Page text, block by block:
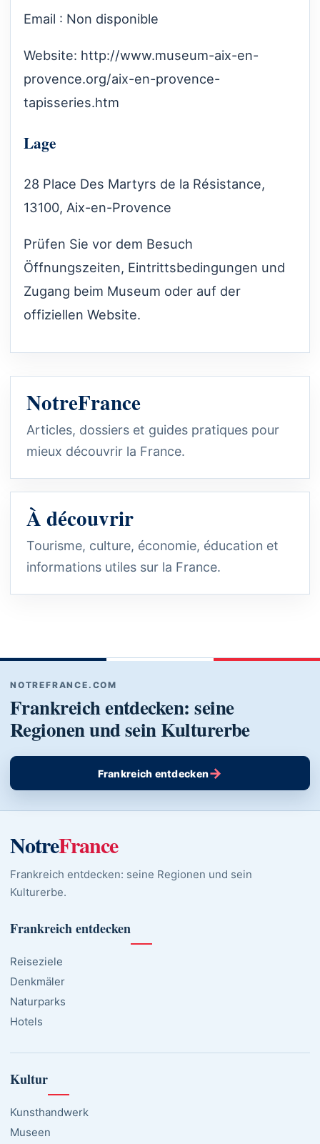
Email : Non disponible
Website: http://www.museum-aix-en-
provence.org/aix-en-provence-
tapisseries.htm
Lage
28 Place Des Martyrs de la Résistance,
13100, Aix-en-Provence
Prüfen Sie vor dem Besuch
Öffnungszeiten, Eintrittsbedingungen und
Zugang beim Museum oder auf der
offiziellen Website.
NotreFrance
Articles, dossiers et guides pratiques pour
mieux découvrir la France.
À découvrir
Tourisme, culture, économie, éducation et
informations utiles sur la France.
NOTREFRANCE.COM
Frankreich entdecken: seine
Regionen und sein Kulturerbe
Frankreich entdecken→
NotreFrance
Frankreich entdecken: seine Regionen und sein
Kulturerbe.
Frankreich entdecken
Reiseziele
Denkmäler
Naturparks
Hotels
Kultur
Kunsthandwerk
Museen